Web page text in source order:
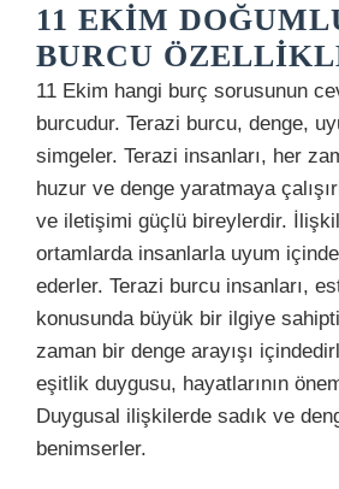
11 EKIM
BURCU
11 Ekim hangi burç sorusunun
burcudur. Terazi burcu, denge,
simgeler. Terazi insanları, her
huzur ve denge yaratmaya
ve iletişimi güçlü bireylerdir.
ortamlarda insanlarla uyum
ederler. Terazi burcu insanları,
konusunda büyük bir ilgiye
zaman bir denge arayışı
eşitlik duygusu, hayatlarının
Duygusal ilişkilerde sadık ve
benimserler.